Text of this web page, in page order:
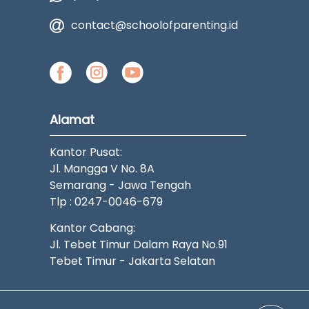
contact@schoolofparenting.id
Alamat
Kantor Pusat:
Jl. Mangga V No. 8A
Semarang - Jawa Tengah
Tlp : 0247-0046-679
Kantor Cabang:
Jl. Tebet Timur Dalam Raya No.91
Tebet Timur - Jakarta Selatan